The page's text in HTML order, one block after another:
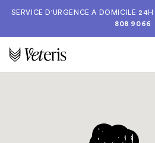
SERVICE D'URGENCE A DOMICILE
808 9066